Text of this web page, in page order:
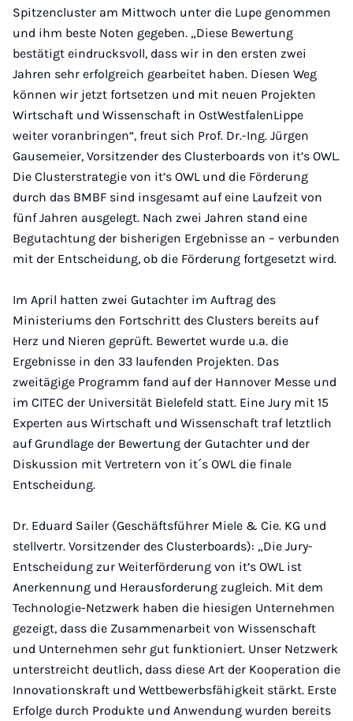
Spitzencluster am Mittwoch unter die Lupe genommen
und ihm beste Noten gegeben. „Diese Bewertung
bestätigt eindrucksvoll, dass wir in den ersten zwei
Jahren sehr erfolgreich gearbeitet haben. Diesen Weg
können wir jetzt fortsetzen und mit neuen Projekten
Wirtschaft und Wissenschaft in OstWestfalenLippe
weiter voranbringen“, freut sich Prof. Dr.-Ing. Jürgen
Gausemeier, Vorsitzender des Clusterboards von it’s OWL.
Die Clusterstrategie von it’s OWL und die Förderung
durch das BMBF sind insgesamt auf eine Laufzeit von
fünf Jahren ausgelegt. Nach zwei Jahren stand eine
Begutachtung der bisherigen Ergebnisse an – verbunden
mit der Entscheidung, ob die Förderung fortgesetzt wird.
Im April hatten zwei Gutachter im Auftrag des
Ministeriums den Fortschritt des Clusters bereits auf
Herz und Nieren geprüft. Bewertet wurde u.a. die
Ergebnisse in den 33 laufenden Projekten. Das
zweitägige Programm fand auf der Hannover Messe und
im CITEC der Universität Bielefeld statt. Eine Jury mit 15
Experten aus Wirtschaft und Wissenschaft traf letztlich
auf Grundlage der Bewertung der Gutachter und der
Diskussion mit Vertretern von it´s OWL die finale
Entscheidung.
Dr. Eduard Sailer (Geschäftsführer Miele & Cie. KG und
stellvertr. Vorsitzender des Clusterboards): „Die Jury-
Entscheidung zur Weiterförderung von it’s OWL ist
Anerkennung und Herausforderung zugleich. Mit dem
Technologie-Netzwerk haben die hiesigen Unternehmen
gezeigt, dass die Zusammenarbeit von Wissenschaft
und Unternehmen sehr gut funktioniert. Unser Netzwerk
unterstreicht deutlich, dass diese Art der Kooperation die
Innovationskraft und Wettbewerbsfähigkeit stärkt. Erste
Erfolge durch Produkte und Anwendung wurden bereits